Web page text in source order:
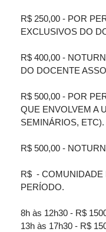
R$ 250,00 - POR
EXCLUSIVOS DO
R$ 400,00 -
DO DOCENTE
R$ 500,00 - POR
QUE ENVOLVEM A
SEMINÁRIOS, ETC).
R$ 500,00 -
R$ - COMUNIDADE
PERÍODO.
8h às 12h30 - R$
13h às 17h30 - R$